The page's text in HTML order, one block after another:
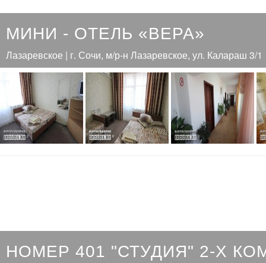
МИНИ - ОТЕЛЬ «ВЕРА»
Лазаревское | г. Сочи, м/р-н Лазаревское, ул. Калараш 3/1
НОМЕР 401 "СТУДИЯ" 2-Х